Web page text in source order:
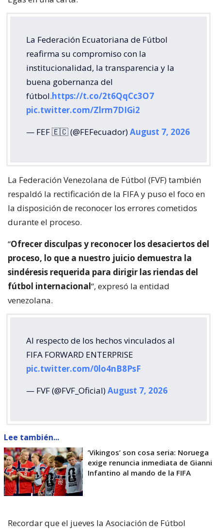
La Federación Ecuatoriana de Fútbol
reafirma su compromiso con la
institucionalidad, la transparencia y la
buena gobernanza del
fútbol.https://t.co/2t6QqCc3O7
pic.twitter.com/Zlrm7DIGi2
— FEF 🇪🇨 (@FEFecuador)August 7, 2026
La Federación Venezolana de Fútbol (FVF) también
respaldó la rectificación de la FIFA y puso el foco en
la disposición de reconocer los errores cometidos
durante el proceso.
“Ofrecer disculpas y reconocer los desaciertos del
proceso, lo que a nuestro juicio demuestra la
sindéresis requerida para dirigir las riendas del
fútbol internacional“, expresó la entidad
venezolana.
Al respecto de los hechos vinculados al
FIFA FORWARD ENTERPRISE
pic.twitter.com/0lo4nB8PsF
— FVF (@FVF_Oficial)August 7, 2026
Lee también...
’Vikingos’ son cosa seria: Noruega
exige renuncia inmediata de Gianni
Infantino al mando de la FIFA
Recordar que el jueves la Asociación de Fútbol